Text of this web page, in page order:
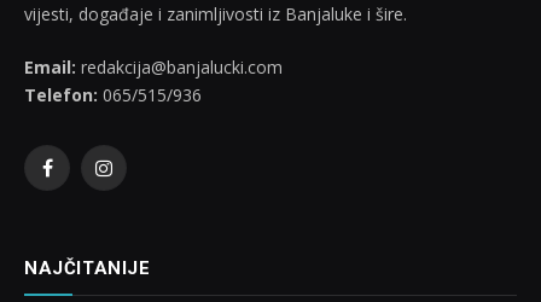
vijesti, događaje i zanimljivosti iz Banjaluke i šire.
Email: redakcija@banjalucki.com
Telefon: 065/515/936
FacebookInstagram
NAJČITANIJE